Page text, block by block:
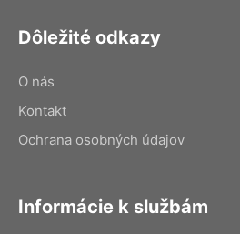
Dôležité odkazy
O nás
Kontakt
Ochrana osobných údajov
Informácie k službám